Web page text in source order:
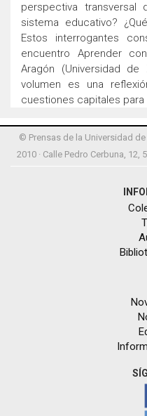
perspectiva
sistema educativo?
Estos interrogantes
encuentro Aprender
Aragón (Universidad de
volumen es una
cuestiones capitales
© Prensas de la Universidad
2010 · Calle Pedro Cerbuna, 12,